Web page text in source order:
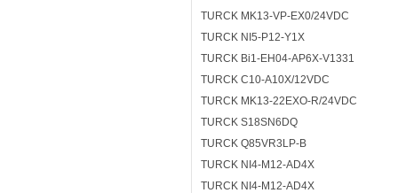
TURCK MK13-VP-EX0/24VDC
TURCK NI5-P12-Y1X
TURCK Bi1-EH04-AP6X-V1331
TURCK C10-A10X/12VDC
TURCK MK13-22EXO-R/24VDC
TURCK S18SN6DQ
TURCK Q85VR3LP-B
TURCK NI4-M12-AD4X
TURCK NI4-M12-AD4X